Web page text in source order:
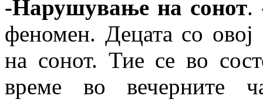
-Нарушување на сонот.
феномен. Децата со овој
на сонот. Тие се во
време во вечерните